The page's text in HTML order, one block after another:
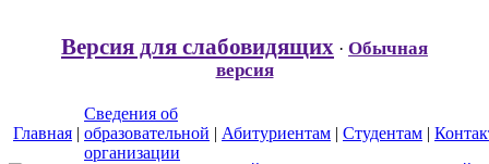
Версия для слабовидящих · Обычная
версия
Главная |
Сведения об
образовательной
организации
| Абитуриентам | Студентам |